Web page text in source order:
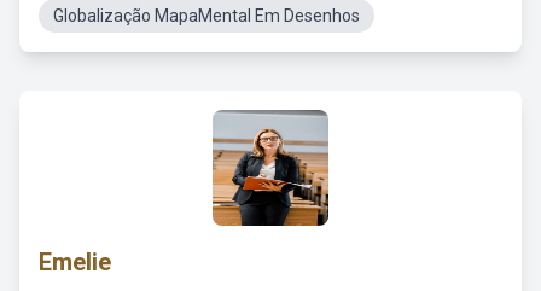
Globalização MapaMental Em Desenhos
Emelie